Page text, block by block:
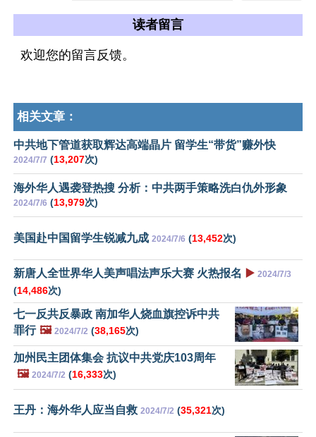
读者留言
欢迎您的留言反馈。
相关文章：
中共地下管道获取辉达高端晶片 留学生“带货”赚外快
2024/7/7 (13,207次)
海外华人遇袭登热搜 分析：中共两手策略洗白仇外形象
2024/7/6 (13,979次)
美国赴中国留学生锐减九成 2024/7/6 (13,452次)
新唐人全世界华人美声唱法声乐大赛 火热报名 ▶️ 2024/7/3
(14,486次)
七一反共反暴政 南加华人烧血旗控诉中共
罪行 🖼️ 2024/7/2 (38,165次)
加州民主团体集会 抗议中共党庆103周年
🖼️ 2024/7/2 (16,333次)
王丹：海外华人应当自救 2024/7/2 (35,321次)